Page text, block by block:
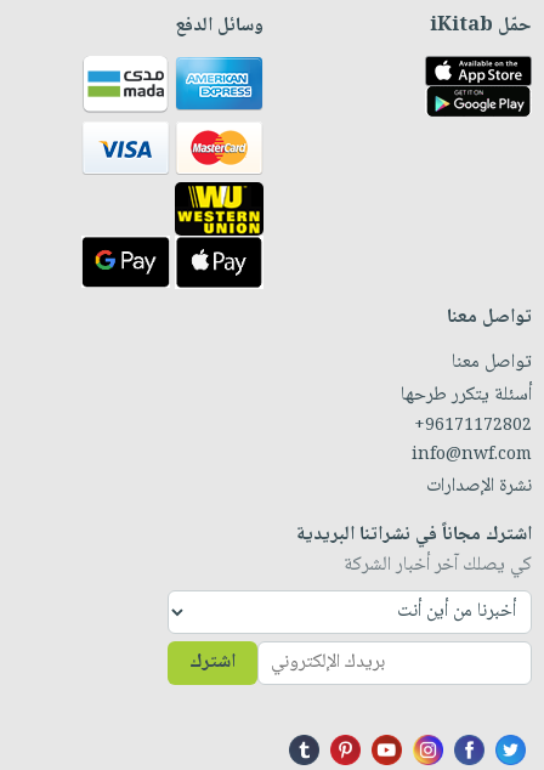
حمّل iKitab وسائل الدفع
تواصل معنا
تواصل معنا
أسئلة يتكرر طرحها
+96171172802
info@nwf.com
نشرة الإصدارات
اشترك مجاناً في نشراتنا البريدية
كي يصلك آخر أخبار الشركة
اشترك